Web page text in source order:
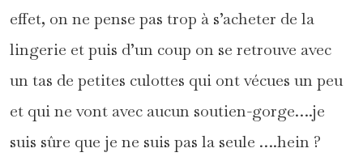
effet, on ne pense pas trop à s’acheter de la
lingerie et puis d’un coup on se retrouve avec
un tas de petites culottes qui ont vécues un peu
et qui ne vont avec aucun soutien-gorge….je
suis sûre que je ne suis pas la seule ….hein ?